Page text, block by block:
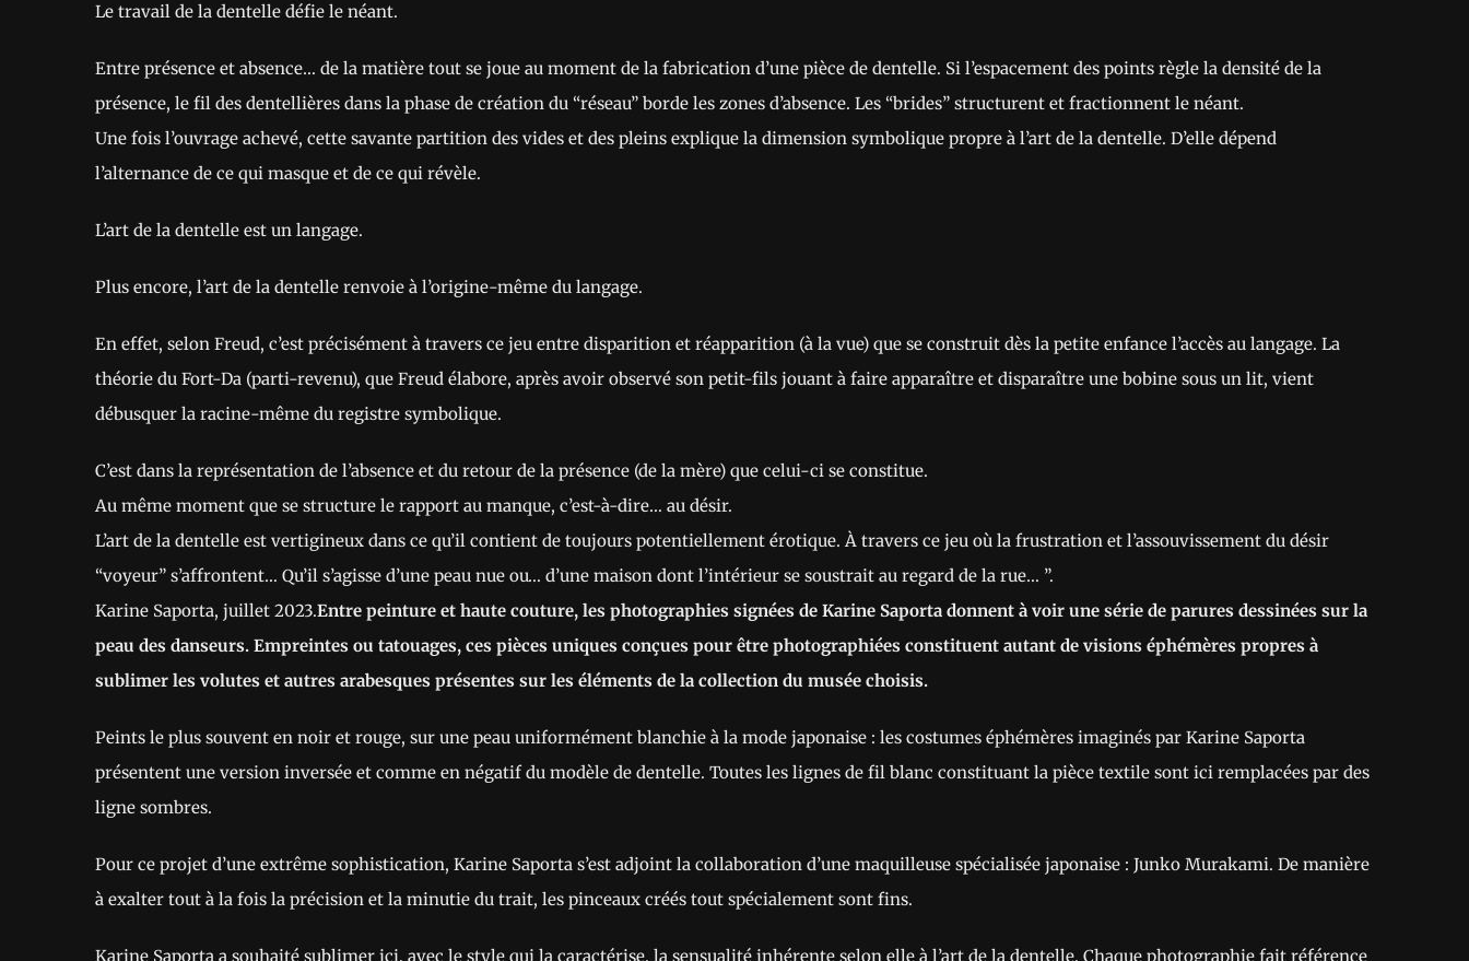
Le travail de la dentelle défie le néant.
Entre présence et absence… de la matière tout se joue au moment de la fabrication d’une pièce de dentelle. Si l’espacement des points règle la densité de la
présence, le fil des dentellières dans la phase de création du “réseau” borde les zones d’absence. Les “brides” structurent et fractionnent le néant.
Une fois l’ouvrage achevé, cette savante partition des vides et des pleins explique la dimension symbolique propre à l’art de la dentelle. D’elle dépend
l’alternance de ce qui masque et de ce qui révèle.
L’art de la dentelle est un langage.
Plus encore, l’art de la dentelle renvoie à l’origine-même du langage.
En effet, selon Freud, c’est précisément à travers ce jeu entre disparition et réapparition (à la vue) que se construit dès la petite enfance l’accès au langage. La
théorie du Fort-Da (parti-revenu), que Freud élabore, après avoir observé son petit-fils jouant à faire apparaître et disparaître une bobine sous un lit, vient
débusquer la racine-même du registre symbolique.
C’est dans la représentation de l’absence et du retour de la présence (de la mère) que celui-ci se constitue.
Au même moment que se structure le rapport au manque, c’est-à-dire… au désir.
L’art de la dentelle est vertigineux dans ce qu’il contient de toujours potentiellement érotique. À travers ce jeu où la frustration et l’assouvissement du désir
“voyeur” s’affrontent… Qu’il s’agisse d’une peau nue ou… d’une maison dont l’intérieur se soustrait au regard de la rue… ”.
Karine Saporta, juillet 2023.Entre peinture et haute couture, les photographies signées de Karine Saporta donnent à voir une série de parures dessinées sur la
peau des danseurs. Empreintes ou tatouages, ces pièces uniques conçues pour être photographiées constituent autant de visions éphémères propres à
sublimer les volutes et autres arabesques présentes sur les éléments de la collection du musée choisis.
Peints le plus souvent en noir et rouge, sur une peau uniformément blanchie à la mode japonaise : les costumes éphémères imaginés par Karine Saporta
présentent une version inversée et comme en négatif du modèle de dentelle. Toutes les lignes de fil blanc constituant la pièce textile sont ici remplacées par des
ligne sombres.
Pour ce projet d’une extrême sophistication, Karine Saporta s’est adjoint la collaboration d’une maquilleuse spécialisée japonaise : Junko Murakami. De manière
à exalter tout à la fois la précision et la minutie du trait, les pinceaux créés tout spécialement sont fins.
Karine Saporta a souhaité sublimer ici, avec le style qui la caractérise, la sensualité inhérente selon elle à l’art de la dentelle. Chaque photographie fait référence